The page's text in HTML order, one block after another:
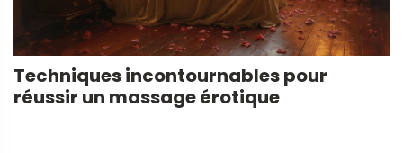
Techniques incontournables pour
réussir un massage érotique